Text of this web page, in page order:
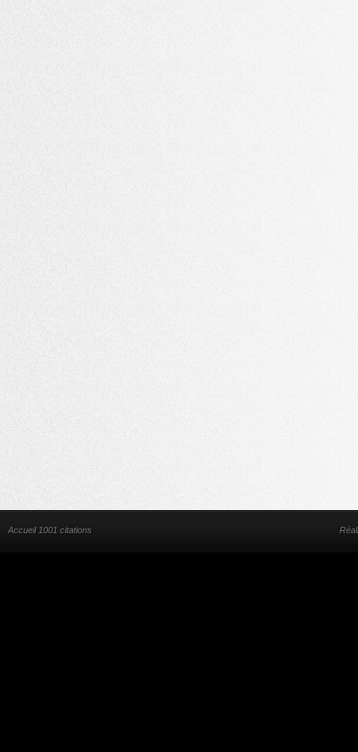
Accueil 1001 citations